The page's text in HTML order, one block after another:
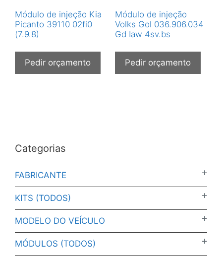
Módulo de injeção Kia
Picanto 39110 02fi0
(7.9.8)
Pedir orçamento
Módulo de injeção
Volks Gol 036.906.034
Gd Iaw 4sv.bs
Pedir orçamento
Categorias
FABRICANTE
KITS (TODOS)
MODELO DO VEÍCULO
MÓDULOS (TODOS)